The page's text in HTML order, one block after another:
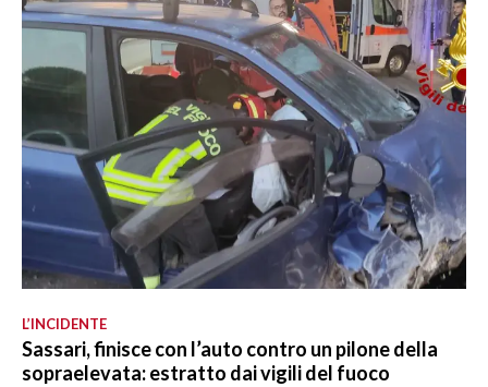
L’INCIDENTE
Sassari, finisce con l’auto contro un pilone della
sopraelevata: estratto dai vigili del fuoco